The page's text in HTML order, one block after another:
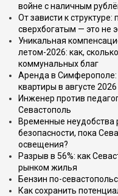
войне с наличным
От зависти к
сверхбогатым — это не
Уникальная
летом-2026: как,
коммунальных благ
Аренда в Симферополе:
квартиры в августе
Инженер против
Севастополь
Временные неудобства
безопасности, пока
освещения?
Разрыв в 56%: как
рынком жилья
Бензин по-
Как сохранить